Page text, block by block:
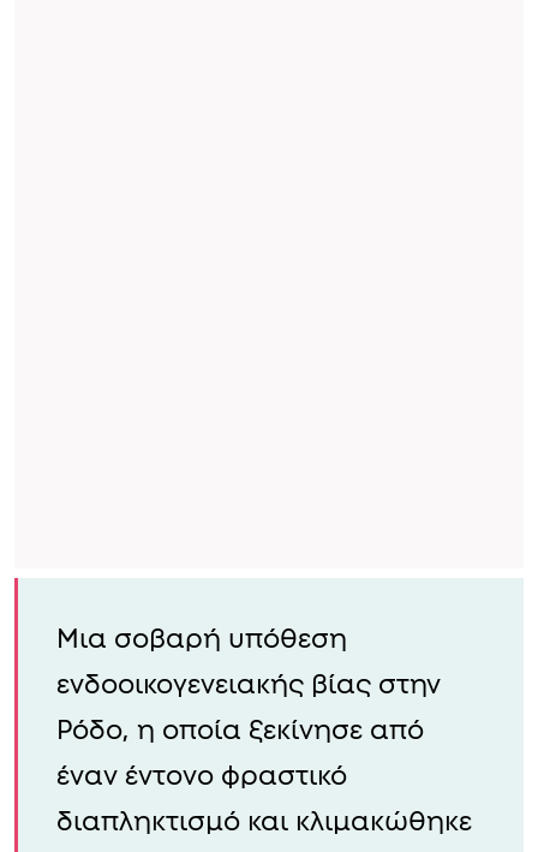
Μια σοβαρή υπόθεση
ενδοοικογενειακής βίας στην
Ρόδο, η οποία ξεκίνησε από
έναν έντονο φραστικό
διαπληκτισμό και κλιμακώθηκε